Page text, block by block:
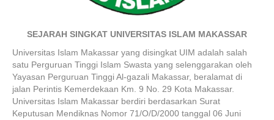
SEJARAH SINGKAT UNIVERSITAS ISLAM MAKASSAR
Universitas Islam Makassar yang disingkat UIM adalah salah
satu Perguruan Tinggi Islam Swasta yang selenggarakan oleh
Yayasan Perguruan Tinggi Al-gazali Makassar, beralamat di
jalan Perintis Kemerdekaan Km. 9 No. 29 Kota Makassar.
Universitas Islam Makassar berdiri berdasarkan Surat
Keputusan Mendiknas Nomor 71/O/D/2000 tanggal 06 Juni